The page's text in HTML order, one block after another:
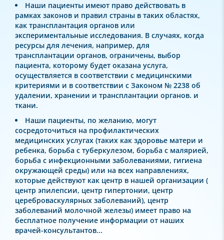
Наши пациенты имеют право действовать в
рамках законов и правил страны в таких областях,
как трансплантация органов или
экспериментальные исследования. В случаях, когда
ресурсы для лечения, например, для
трансплантации органов, ограничены, выбор
пациента, которому будет оказана услуга,
осуществляется в соответствии с медицинскими
критериями и в соответствии с Законом № 2238 об
удалении, хранении и трансплантации органов. и
ткани.
Наши пациенты, по желанию, могут
сосредоточиться на профилактических
медицинских услугах (таких как здоровье матери и
ребенка, борьба с туберкулезом, борьба с малярией,
борьба с инфекционными заболеваниями, гигиена
окружающей среды) или на всех направлениях,
которые действуют как центр в нашей организации (
центр эпилепсии, центр гипертонии, центр
цереброваскулярных заболеваний), центр
заболеваний молочной железы) имеет право на
бесплатное получение информации от наших
врачей-консультантов...